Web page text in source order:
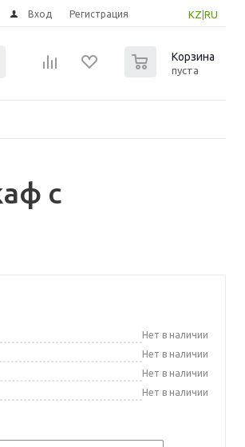
KZ RU
Вход Регистрация
Корзина
пуста
с
Нет в наличии
Нет в наличии
Нет в наличии
Нет в наличии